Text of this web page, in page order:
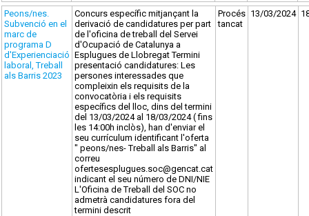
Peons/nes.
Subvenció en el
marc de
programa D
d'Experienciació
laboral, Treball
als Barris 2023
Concurs específic mitjançant la
derivació de candidatures per part
de l'oficina de treball del Servei
d'Ocupació de Catalunya a
Esplugues de Llobregat Termini
presentació candidatures: Les
persones interessades que
compleixin els requisits de la
convocatòria i els requisits
específics del lloc, dins del termini
del 13/03/2024 al 18/03/2024 ( fins
les 14:00h inclòs), han d'enviar el
seu currículum identificant l'oferta
" peons/nes- Treball als Barris" al
correu
ofertesesplugues.soc@gencat.cat
indicant el seu número de DNI/NIE
L'Oficina de Treball del SOC no
admetrà candidatures fora del
termini descrit
Procés
tancat
13/03/2024